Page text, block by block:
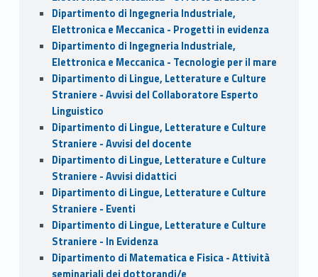
Dipartimento di Ingegneria Industriale,
Elettronica e Meccanica - Progetti in evidenza
Dipartimento di Ingegneria Industriale,
Elettronica e Meccanica - Tecnologie per il mare
Dipartimento di Lingue, Letterature e Culture
Straniere - Avvisi del Collaboratore Esperto
Linguistico
Dipartimento di Lingue, Letterature e Culture
Straniere - Avvisi del docente
Dipartimento di Lingue, Letterature e Culture
Straniere - Avvisi didattici
Dipartimento di Lingue, Letterature e Culture
Straniere - Eventi
Dipartimento di Lingue, Letterature e Culture
Straniere - In Evidenza
Dipartimento di Matematica e Fisica - Attività